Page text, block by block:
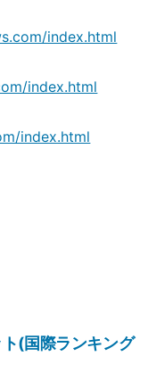
index.html
index.html
index.html
(国際ランキング